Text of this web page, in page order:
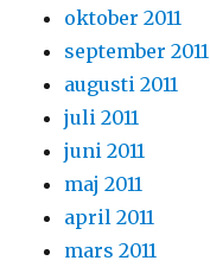
oktober 2011
september 2011
augusti 2011
juli 2011
juni 2011
maj 2011
april 2011
mars 2011